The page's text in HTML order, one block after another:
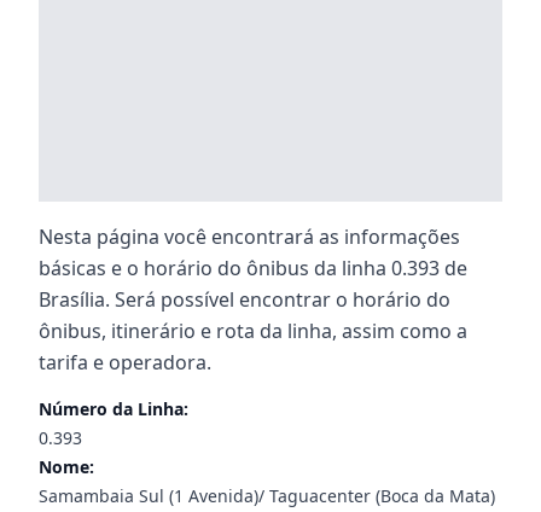
Nesta página você encontrará as informações
básicas e o horário do ônibus da linha 0.393 de
Brasília. Será possível encontrar o horário do
ônibus, itinerário e rota da linha, assim como a
tarifa e operadora.
Número da Linha:
0.393
Nome:
Samambaia Sul (1 Avenida)/ Taguacenter (Boca da Mata)